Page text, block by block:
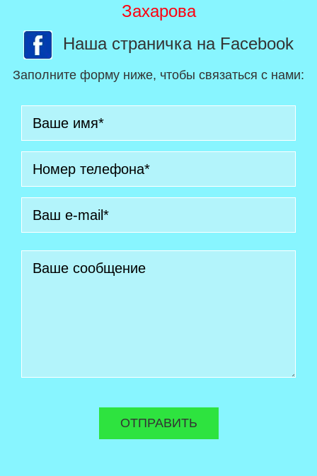
Захарова
Наша страничка на Facebook
Заполните форму ниже, чтобы связаться с нами: